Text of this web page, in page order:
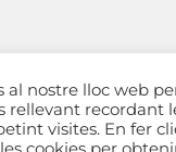
l’Anoia (UEA)
08700 – Igualada
al nostre lloc web
rellevant recordant
visites. En fer